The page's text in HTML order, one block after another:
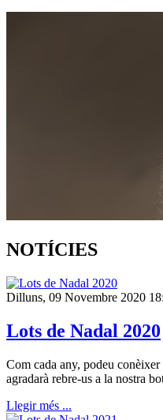
NOTÍCIES
Dilluns, 09 Novembre 2020
Lots de Nadal 2020
Com cada any, podeu
agradarà rebre-us a la nostra
Llegir més ...